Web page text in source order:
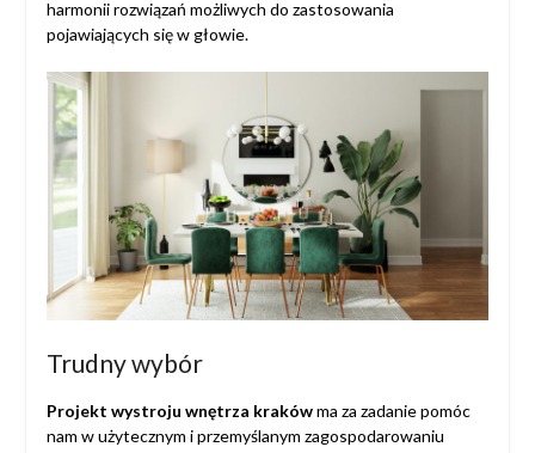
harmonii rozwiązań możliwych do zastosowania
pojawiających się w głowie.
Trudny wybór
Projekt wystroju wnętrza krakówma za zadanie pomóc
nam w użytecznym i przemyślanym zagospodarowaniu